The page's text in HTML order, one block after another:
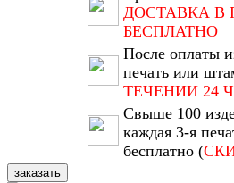
ДОСТАВКА В
БЕСПЛАТНО
После оплаты
печать или
ТЕЧЕНИИ 24
Свыше 100
каждая 3-я
бесплатно (
заказать